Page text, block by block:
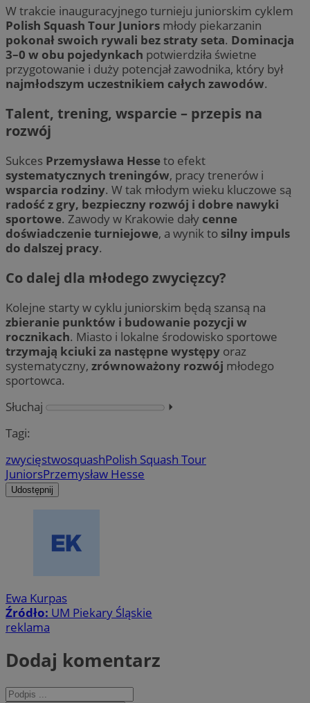
W trakcie inauguracyjnego turnieju juniorskim cyklem
Polish Squash Tour Juniors młody piekarzanin
pokonał swoich rywali bez straty seta. Dominacja
3–0 w obu pojedynkach potwierdziła świetne
przygotowanie i duży potencjał zawodnika, który był
najmłodszym uczestnikiem całych zawodów.
Talent, trening, wsparcie – przepis na
rozwój
Sukces Przemysława Hesseto efekt
systematycznych treningów, pracy trenerów i
wsparcia rodziny. W tak młodym wieku kluczowe są
radość z gry, bezpieczny rozwój i dobre nawyki
sportowe. Zawody w Krakowie dały cenne
doświadczenie turniejowe, a wynik to silny impuls
do dalszej pracy.
Co dalej dla młodego zwycięzcy?
Kolejne starty w cyklu juniorskim będą szansą na
zbieranie punktów i budowanie pozycji w
rocznikach. Miasto i lokalne środowisko sportowe
trzymają kciuki za następne występy oraz
systematyczny, zrównoważony rozwój młodego
sportowca.
Słuchaj
⏵︎
Tagi:
zwycięstwosquashPolish Squash Tour
JuniorsPrzemysław Hesse
Udostępnij
Ewa Kurpas
Źródło: UM Piekary Śląskie
reklama
Dodaj komentarz